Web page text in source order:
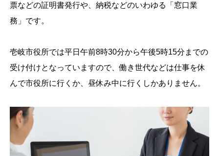
票などの証明書発行や、納税などのいわゆる「窓口業
務」です。
壱岐市役所では平日午前8時30分から午後5時15分までの
受け付けとなっていますので、働き世代などは仕事を休
んで市役所に行くか、昼休み中に行くしかありません。